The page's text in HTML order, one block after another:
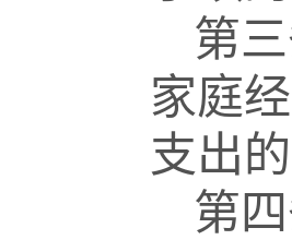
第
家庭
支出
第